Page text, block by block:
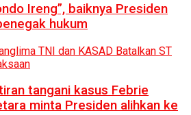
Ireng”, baiknya Presiden
hukum
tangani kasus Febrie
minta Presiden alihkan ke